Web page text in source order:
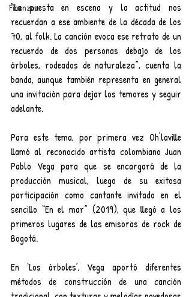
Finanzas
“La puesta en escena y la actitud nos
recuerdan a ese ambiente de la década de los
70, al folk. La canción evoca ese retrato de un
recuerdo de dos personas debajo de los
árboles, rodeados de naturaleza”, cuenta la
banda, aunque también representa en general
una invitación para dejar los temores y seguir
adelante.
Para este tema, por primera vez Oh'laville
llamó al reconocido artista colombiano Juan
Pablo Vega para que se encargará de la
producción musical, luego de su exitosa
participación como cantante invitado en el
sencillo “En el mar” (2019), que llegó a los
primeros lugares de las emisoras de rock de
Bogotá.
En ‘Los árboles’, Vega aportó diferentes
métodos de construcción de una canción